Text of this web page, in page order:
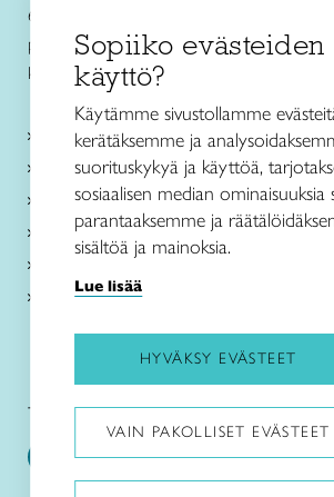
67100 Kokkola
puh. +358 44 3363500
kokkola@taitokeskipohjanmaa.fi
Kurssit ja leirit
Koulutus ja muu toiminta
Ajankohtaista
Toimipaikat
Verkkokauppa
Taito Keski-Pohjanmaa:
Sopiiko evästeiden
käyttö?
Käytämme sivustollamme
kerätäksemme ja
suorituskykyä ja käyttöä,
sosiaalisen median ominaisuuksia
parantaaksemme ja
sisältöä ja mainoksia.
Lue lisää
HYVÄKSY EVÄSTEET
VAIN PAKOLLISET EVÄSTEET